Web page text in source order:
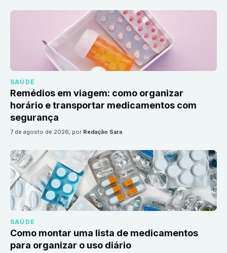
SAÚDE
Remédios em viagem: como organizar
horário e transportar medicamentos com
segurança
7 de agosto de 2026, por Redação Sara
SAÚDE
Como montar uma lista de medicamentos
para organizar o uso diário